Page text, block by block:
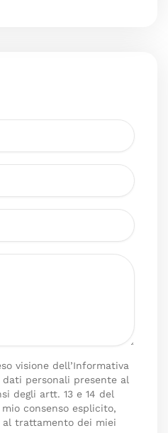
visione dell’Informativa
personali presente al
degli artt. 13 e 14 del
consenso esplicito,
trattamento dei miei